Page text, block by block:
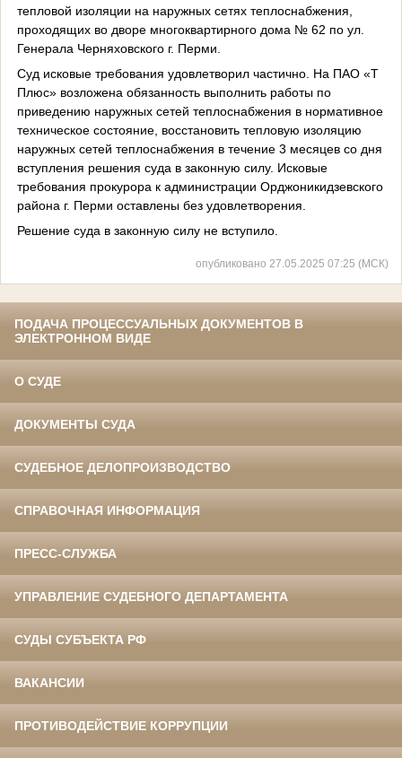
тепловой изоляции на наружных сетях теплоснабжения,
проходящих во дворе многоквартирного дома № 62 по ул.
Генерала Черняховского г. Перми.
Суд исковые требования удовлетворил частично. На ПАО «Т
Плюс» возложена обязанность выполнить работы по
приведению наружных сетей теплоснабжения в нормативное
техническое состояние, восстановить тепловую изоляцию
наружных сетей теплоснабжения в течение 3 месяцев со дня
вступления решения суда в законную силу. Исковые
требования прокурора к администрации Орджоникидзевского
района г. Перми оставлены без удовлетворения.
Решение суда в законную силу не вступило.
опубликовано 27.05.2025 07:25 (МСК)
ПОДАЧА ПРОЦЕССУАЛЬНЫХ ДОКУМЕНТОВ В
ЭЛЕКТРОННОМ ВИДЕ
О СУДЕ
ДОКУМЕНТЫ СУДА
СУДЕБНОЕ ДЕЛОПРОИЗВОДСТВО
СПРАВОЧНАЯ ИНФОРМАЦИЯ
ПРЕСС-СЛУЖБА
УПРАВЛЕНИЕ СУДЕБНОГО ДЕПАРТАМЕНТА
СУДЫ СУБЪЕКТА РФ
ВАКАНСИИ
ПРОТИВОДЕЙСТВИЕ КОРРУПЦИИ